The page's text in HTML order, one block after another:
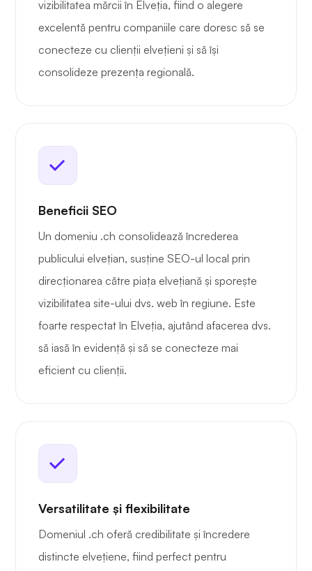
vizibilitatea mărcii în Elveția, fiind o alegere
excelentă pentru companiile care doresc să se
conecteze cu clienții elvețieni și să își
consolideze prezența regională.
Beneficii SEO
Un domeniu .ch consolidează încrederea
publicului elvețian, susține SEO-ul local prin
direcționarea către piața elvețiană și sporește
vizibilitatea site-ului dvs. web în regiune. Este
foarte respectat în Elveția, ajutând afacerea dvs.
să iasă în evidență și să se conecteze mai
eficient cu clienții.
Versatilitate și flexibilitate
Domeniul .ch oferă credibilitate și încredere
distincte elvețiene, fiind perfect pentru